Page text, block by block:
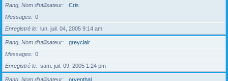
Rang, Nom d’utilisateur
Cris
Messages
0
Enregistré le
lun. juil. 04, 2005 9:14 am
Rang, Nom d’utilisateur
greyclair
Messages
0
Enregistré le
sam. juil. 09, 2005 1:24 pm
Rang, Nom d’utilisateur
oryenthal